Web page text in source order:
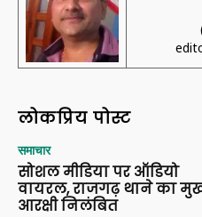
लोकप्रिय पोस्ट
समाचार
सोशल मीडिया पर ऑडियो
वायरल, राजगढ़ थाने का
आरक्षी निलंबित